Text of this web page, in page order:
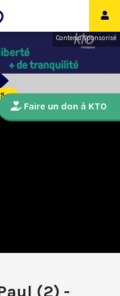
Contenu sponsorisé
(2) -
Faire un don à KTO